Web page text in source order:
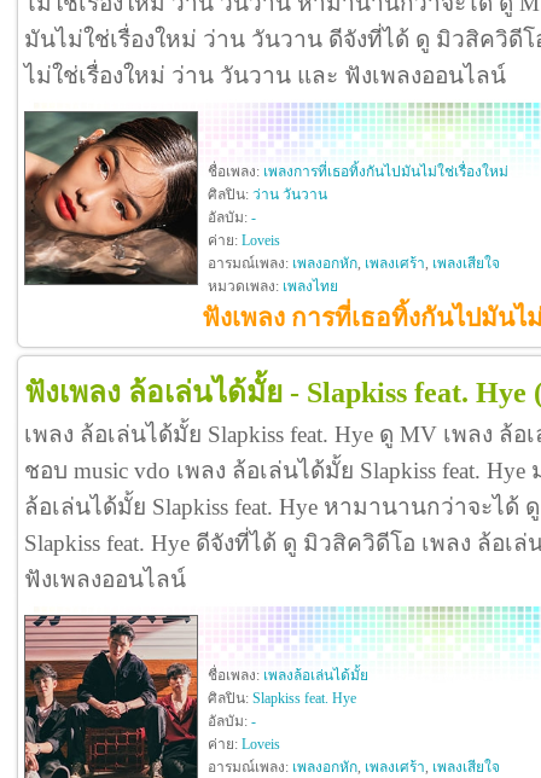
มันไม่ใช่เรื่องใหม่ ว่าน วันวาน ดีจังที่ได้ ดู มิวสิควิดี
ไม่ใช่เรื่องใหม่ ว่าน วันวาน และ ฟังเพลงออนไลน์
ชื่อเพลง: เพลงการที่เธอทิ้งกันไปมันไม่ใช่เรื่องใหม่
ศิลปิน: ว่าน วันวาน
อัลบัม: -
ค่าย: Loveis
อารมณ์เพลง: เพลงอกหัก, เพลงเศร้า, เพลงเสียใจ
หมวดเพลง: เพลงไทย
ฟังเพลง การที่เธอทิ้งกันไปมันไ
ฟังเพลง ล้อเล่นได้มั้ย - Slapkiss feat. Hye
เพลง ล้อเล่นได้มั้ย Slapkiss feat. Hye ดู MV เพลง ล้อ
ชอบ music vdo เพลง ล้อเล่นได้มั้ย Slapkiss feat.
ล้อเล่นได้มั้ย Slapkiss feat. Hye หามานานกว่าจะได้
Slapkiss feat. Hye ดีจังที่ได้ ดู มิวสิควิดีโอ เพลง ล้อเล่
ฟังเพลงออนไลน์
ชื่อเพลง: เพลงล้อเล่นได้มั้ย
ศิลปิน: Slapkiss feat. Hye
อัลบัม: -
ค่าย: Loveis
อารมณ์เพลง: เพลงอกหัก, เพลงเศร้า, เพลงเสียใจ